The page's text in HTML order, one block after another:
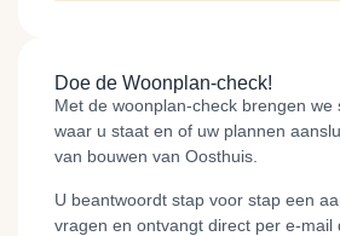
Doe de Woonplan-check!
Met de woonplan-check brengen we
waar u staat en of uw plannen
van bouwen van Oosthuis.
U beantwoordt stap voor stap een
vragen en ontvangt direct per e-mail